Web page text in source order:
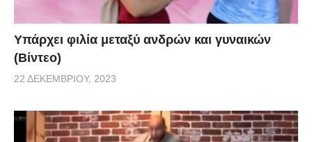
Υπάρχει φιλία μεταξύ ανδρών και γυναικών
(Βίντεο)
22 ΔΕΚΕΜΒΡΊΟΥ, 2023